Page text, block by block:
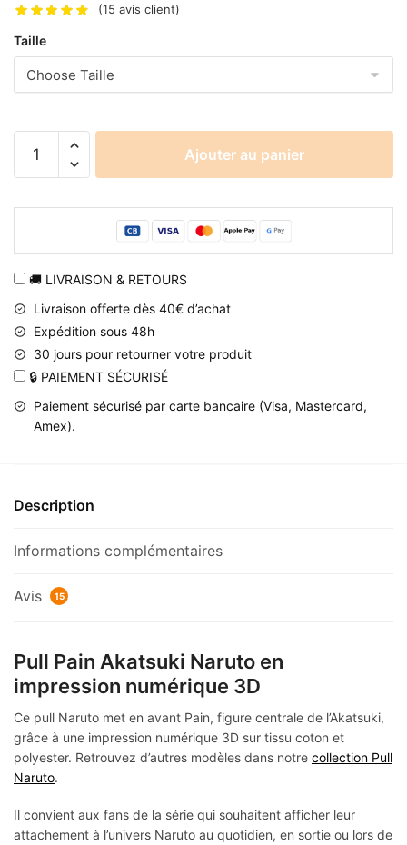
(15 avis client)
Taille
Pain
Naruto
Imprimé
Ajouter au panier
🚚 LIVRAISON & RETOURS
Livraison offerte dès 40€ d’achat
Expédition sous 48h
30 jours pour retourner votre produit
🔒 PAIEMENT SÉCURISÉ
Paiement sécurisé par carte bancaire (Visa, Mastercard,
Amex).
Description
Informations complémentaires
Avis 15
Pull Pain Akatsuki Naruto en
impression numérique 3D
Ce pull Naruto met en avant Pain, figure centrale de l’Akatsuki,
grâce à une impression numérique 3D sur tissu coton et
polyester. Retrouvez d’autres modèles dans notre collection Pull
Naruto.
Il convient aux fans de la série qui souhaitent afficher leur
attachement à l’univers Naruto au quotidien, en sortie ou lors de